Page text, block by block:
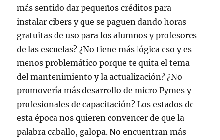
más sentido dar pequeños créditos para
instalar cibers y que se paguen dando horas
gratuitas de uso para los alumnos y profesores
de las escuelas? ¿No tiene más lógica eso y es
menos problemático porque te quita el tema
del mantenimiento y la actualización? ¿No
promovería más desarrollo de micro Pymes y
profesionales de capacitación? Los estados de
esta época nos quieren convencer de que la
palabra caballo, galopa. No encuentran más